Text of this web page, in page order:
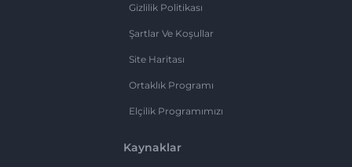
Gizlilik Politikası
Şartlar Ve Koşullar
Site Haritası
Ortaklık Programı
Elçilik Programımızı
Kaynaklar